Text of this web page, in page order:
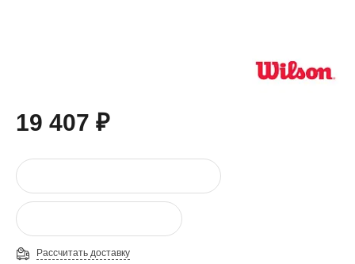
19 407 ₽
Рассчитать доставку